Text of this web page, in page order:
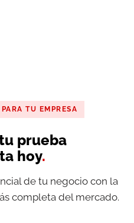
TU EMPRESA
prueba
hoy.
de tu negocio con la
completa del mercado.